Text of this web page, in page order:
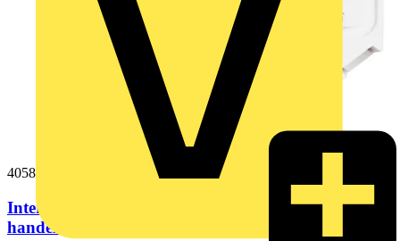
4058075837584
Interface für Standard Lichttaster, Montage in
handelsüblichen Gerätedosen,...